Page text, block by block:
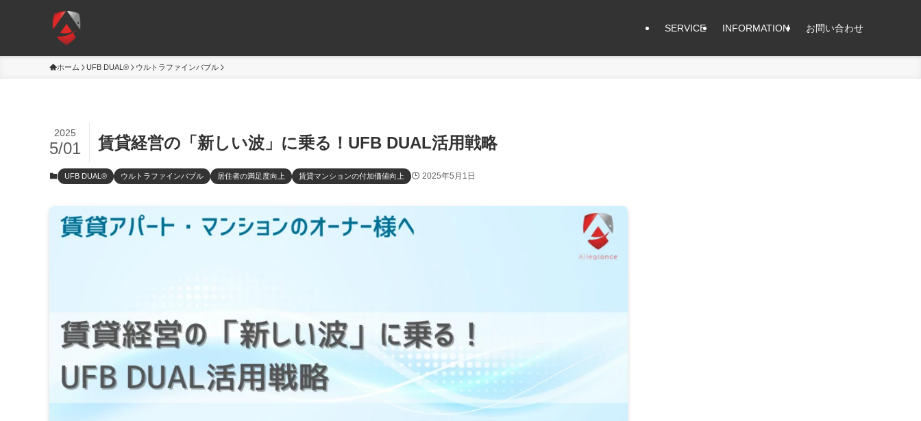
SERVICE INFORMATION お問い合わせ
ホーム UFB DUAL® ウルトラファインバブル
賃貸経営の「新しい波」に乗る！UFB DUAL活用戦略
2025
5/01
UFB DUAL® ウルトラファインバブル 居住者の満足度向上 賃貸マンションの付加価値向上 2025年5月1日